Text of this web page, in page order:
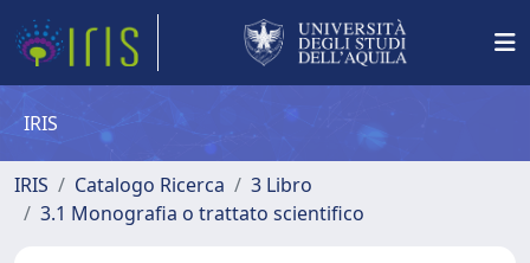
IRIS
IRIS Catalogo Ricerca
3 Libro
3.1 Monografia o trattato scientifico